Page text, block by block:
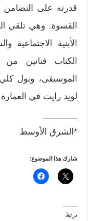
قدرته على
القسوة. وهي تلقي
الأبنية الاجتماعية
الكتاب فنانين
الموسيقى، وبول
لويد رايت في
*الشرق الأوسط
شارك هذا الموضوع:
مرتبط